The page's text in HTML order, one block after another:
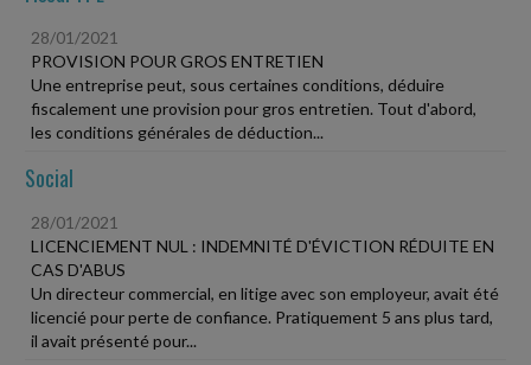
28/01/2021
PROVISION POUR GROS ENTRETIEN
Une entreprise peut, sous certaines conditions, déduire
fiscalement une provision pour gros entretien. Tout d'abord,
les conditions générales de déduction...
Social
28/01/2021
LICENCIEMENT NUL : INDEMNITÉ D'ÉVICTION RÉDUITE EN
CAS D'ABUS
Un directeur commercial, en litige avec son employeur, avait été
licencié pour perte de confiance. Pratiquement 5 ans plus tard,
il avait présenté pour...